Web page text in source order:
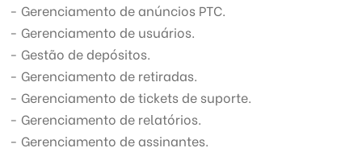
- Gerenciamento de anúncios PTC.
- Gerenciamento de usuários.
- Gestão de depósitos.
- Gerenciamento de retiradas.
- Gerenciamento de tickets de suporte.
- Gerenciamento de relatórios.
- Gerenciamento de assinantes.